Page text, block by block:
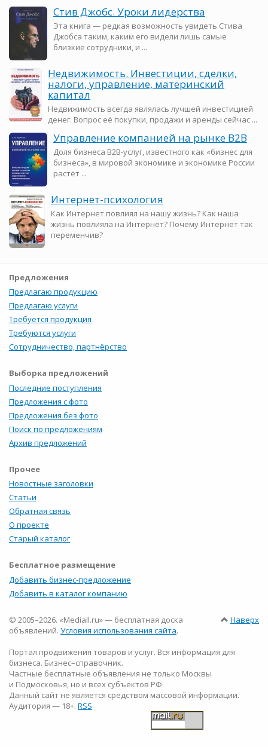
Стив Джобс. Уроки лидерства
Эта книга — редкая возможность увидеть Стива
Джобса таким, каким его видели лишь самые
близкие сотрудники, и ...
Недвижимость. Инвестиции, сделки,
налоги, управление, материнский
капитал
Недвижимость всегда являлась лучшей инвестицией
денег. Вопрос её покупки, продажи и аренды сейчас ...
Управление компанией на рынке В2В
Доля бизнеса В2В-услуг, известного как «бизнес для
бизнеса», в мировой экономике и экономике России
растёт ...
Интернет-психология
Как Интернет повлиял на нашу жизнь? Как наша
жизнь повлияла на Интернет? Почему Интернет так
переменчив?
Предложения
Предлагаю продукцию
Предлагаю услуги
Требуется продукция
Требуются услуги
Сотрудничество, партнёрство
Выборка предложений
Последние поступления
Предложения с фото
Предложения без фото
Поиск по предложениям
Архив предложений
Прочее
Новостные заголовки
Статьи
Обратная связь
О проекте
Старый каталог
Бесплатное размещение
Добавить бизнес-предложение
Добавить в каталог компанию
Наверх
© 2005–2026. «Mediall.ru» — бесплатная доска
объявлений. Условия использования сайта.
Портал продвижения товаров и услуг. Вся информация для
бизнеса. Бизнес–справочник.
Частные бесплатные объявления не только Москвы
и Подмосковья, но и всех субъектов РФ.
Данный сайт не является средством массовой информации.
Аудитория — 18+. RSS